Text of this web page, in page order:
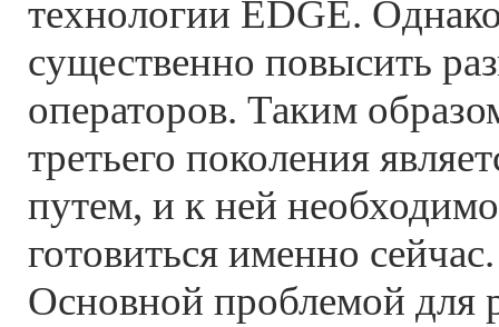
технологии EDGE.
существенно повысить
операторов. Таким
третьего поколения
путем, и к ней
готовиться именно сейчас.
Основной проблемой для